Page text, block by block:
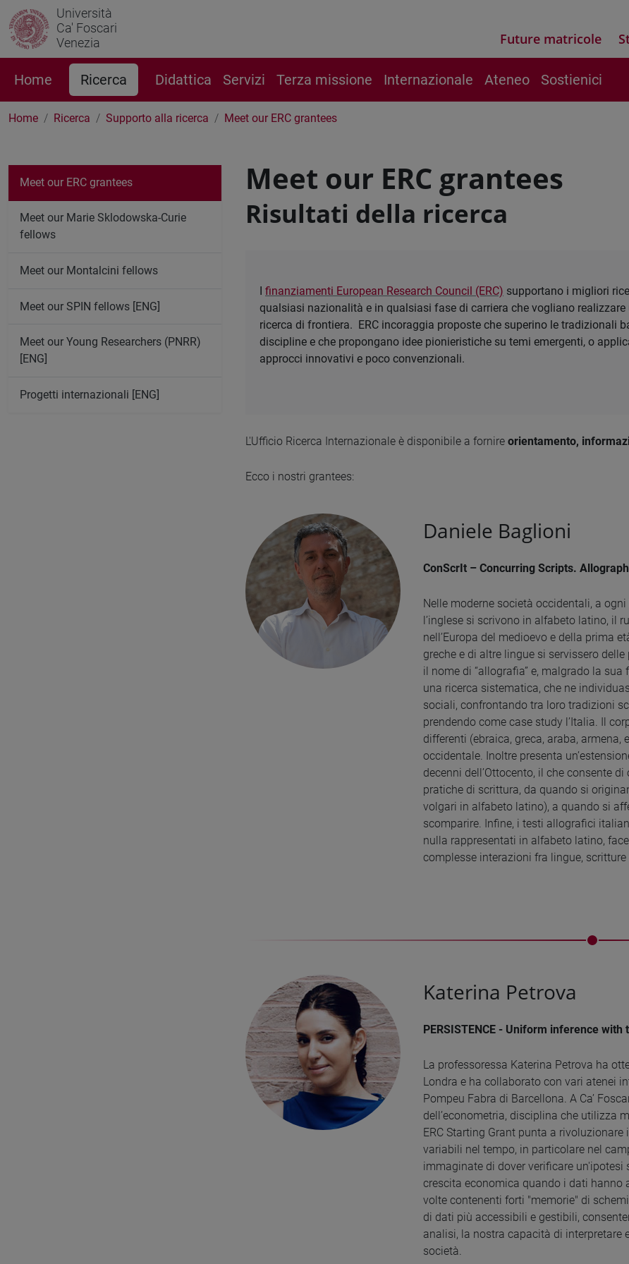
Università
Ca' Foscari
Venezia
Future matricole
Home Ricerca Didattica Servizi Terza missione Internazionale Ateneo Sostienici
Home Ricerca Supporto alla ricerca Meet our ERC grantees
Meet our ERC grantees
Risultati della ricerca
I finanziamenti European Research Council (ERC) supportano i migliori
qualsiasi nazionalità e in qualsiasi fase di carriera che vogliano realizzare
ricerca di frontiera. ERC incoraggia proposte che superino le tradizionali
discipline e che propongano idee pionieristiche su temi emergenti, o
approcci innovativi e poco convenzionali.
L'Ufficio Ricerca Internazionale è disponibile a fornire orientamento,
Ecco i nostri grantees:
Daniele Baglioni
ConScrIt – Concurring Scripts.
Nelle moderne società occidentali, a
l’inglese si scrivono in alfabeto latino, il
nell’Europa del medioevo e della prima
greche e di altre lingue si servissero
il nome di “allografia” e, malgrado la
una ricerca sistematica, che ne
sociali, confrontando tra loro tradizioni
prendendo come case study l’Italia. Il
differenti (ebraica, greca, araba, armena,
occidentale. Inoltre presenta
decenni dell’Ottocento, il che consente
pratiche di scrittura, da quando si
volgari in alfabeto latino), a quando si
scomparire. Infine, i testi allografici
nulla rappresentati in alfabeto latino,
complesse interazioni fra lingue,
Katerina Petrova
PERSISTENCE - Uniform inference with
La professoressa Katerina Petrova ha
Londra e ha collaborato con vari atenei
Pompeu Fabra di Barcellona. A Ca’
dell’econometria, disciplina che utilizza
ERC Starting Grant punta a
variabili nel tempo, in particolare nel
immaginate di dover verificare
crescita economica quando i dati hanno
volte contenenti forti "memorie" di
di dati più accessibili e gestibili,
analisi, la nostra capacità di interpretare
società.
Meet our ERC grantees
Meet our Marie Sklodowska-Curie
fellows
Meet our Montalcini fellows
Meet our SPIN fellows [ENG]
Meet our Young Researchers (PNRR)
[ENG]
Progetti internazionali [ENG]